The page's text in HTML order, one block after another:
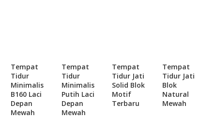
Tempat
Tidur
Minimalis
B160 Laci
Depan
Mewah
Tempat
Tidur
Minimalis
Putih Laci
Depan
Mewah
Tempat
Tidur Jati
Solid Blok
Motif
Terbaru
Tempat
Tidur Jati
Blok
Natural
Mewah